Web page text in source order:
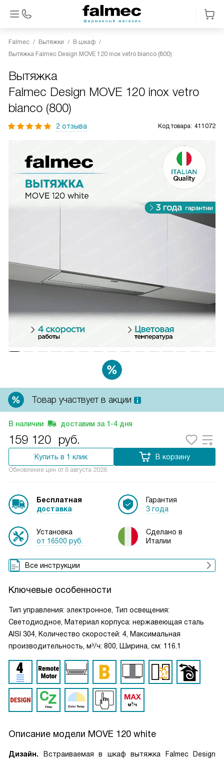
Falmec Вытяжки
В шкаф
Вытяжка Falmec Design MOVE 120 inox vetro bianco (800)
Вытяжка
Falmec Design MOVE 120 inox vetro
bianco (800)
2 отзыва Код товара: 411072
Товар участвует в акции
В наличии доставим за 1-4 дня
159 120 руб.
Купить в 1 клик В корзину
Обновление цен от 6 августа 2026
Бесплатная
доставка
Установка
от 16500 руб.
Гарантия
3 года
Сделано в
Италии
Все инструкции
Ключевые особенности
Тип управления: электронное, Тип освещения:
Светодиодное, Материал корпуса: нержавеющая сталь
AISI 304, Количество скоростей: 4, Максимальная
производительность, м³/ч: 800, Ширина, см: 116.1
Описание модели MOVE 120 white
Дизайн. Встраиваемая в шкаф вытяжка Falmec Design